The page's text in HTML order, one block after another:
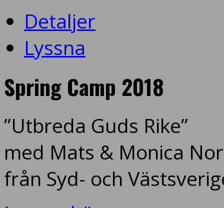
Detaljer
Lyssna
Spring Camp 2018
”Utbreda Guds Rike”
med Mats & Monica
från Syd- och